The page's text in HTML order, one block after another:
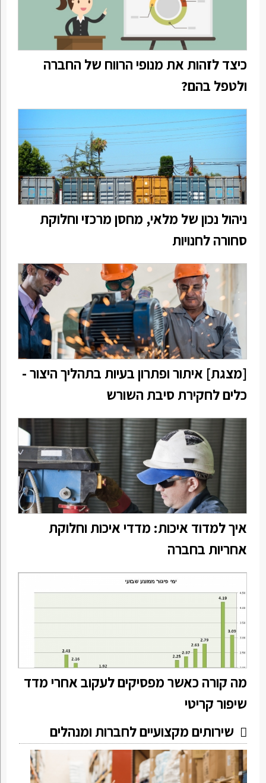
כיצד לזהות את מנופי הרווח של החברה
ולטפל בהם?
ניהול נכון של מלאי, מחסן מרכזי וחלוקת
סחורה לחנויות
[מצגת] איתור ופתרון בעיות בתהליך היצור -
כלים לחקירת סיבת השורש
איך למדוד איכות: מדדי איכות וחלוקת
אחריות בחברה
מה קורה כאשר מפסיקים לעקוב אחרי מדד
שיפור קריטי
שירותים מקצועיים לחברות ומנהלים